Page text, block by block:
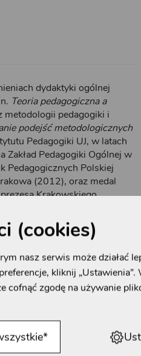
(cookies)
nasz serwis może działać
kliknij „Ustawienia”.
cofnąć zgodę na używanie
*
dydaktyki ogólnej
Teoria pedagogiczna a
metodologii pedagogiki i
podejść metodologicznych
Pedagogiki UJ, w latach
Zakład Pedagogiki Ogólnej w
Pedagogicznych Polskiej
(2012), oraz medal
Krakowskiego